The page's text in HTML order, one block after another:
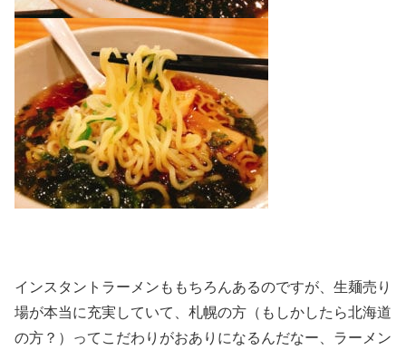
インスタントラーメンももちろんあるのですが、生麺売り
場が本当に充実していて、札幌の方（もしかしたら北海道
の方？）ってこだわりがおありになるんだなー、ラーメン